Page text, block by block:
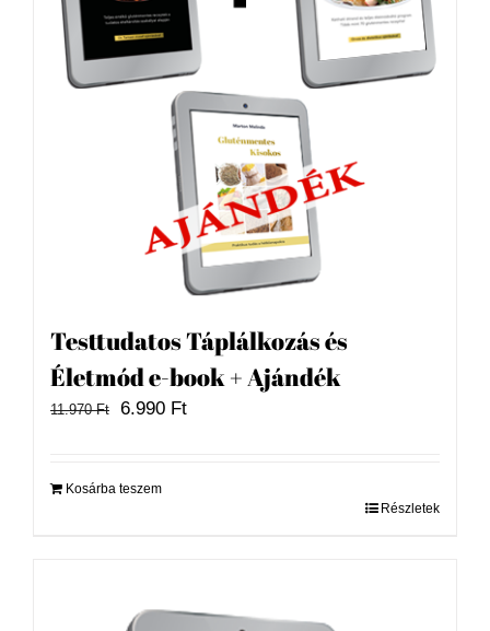
Testtudatos Táplálkozás és
Életmód e-book + Ajándék
11.970Ft
Original
11.970 Ft.
6.990 FtCurrent
Kosárba teszem
Részletek